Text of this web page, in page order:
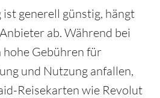
generell günstig, hängt
ab. Während bei
Gebühren für
und Nutzung anfallen,
Reisekarten wie Revolut